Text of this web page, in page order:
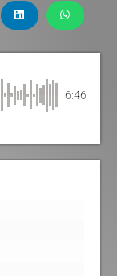
6:46